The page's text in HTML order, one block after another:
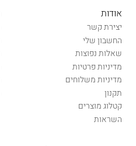
אודות
יצירת קשר
החשבון שלי
שאלות נפוצות
מדיניות פרטיות
מדיניות משלוחים
תקנון
קטלוג מוצרים
השראות